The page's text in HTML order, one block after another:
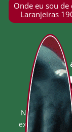
Onde eu sou de
Laranjeiras
Na Loja
exclusivos
Baixe o